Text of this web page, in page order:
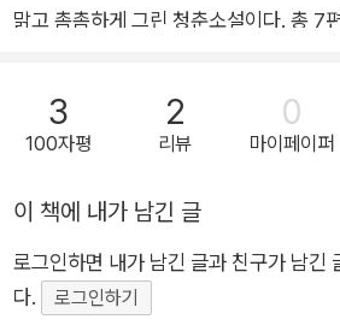
맑고 촘촘하게 그린 청춘소설이다. 총 7
라 나나, 다니무라 미츠키 주연의 영화로
목을 받았다. ‘레몬일 때’는 레몬처럼 덜
풋풋하고 상큼한 청춘 시절을 상징하는
연작 단편 가운데 「루팡과 레몬」에 나오
르지 않게 늘 발랐던 립크림을 가리킨다. 어른이 되면 맛볼 수 없
는, 맛보지 않고는 어른이 될 수 없는, 레
의 청춘시대, 도시마 미호 연작소설집 “평범한 청춘들의 이야
3
100자평
2
리뷰
0
마이페이퍼
이 책에 내가 남긴 글
로그인하면 내가 남긴 글과 친구가 남긴
다.
로그인하기